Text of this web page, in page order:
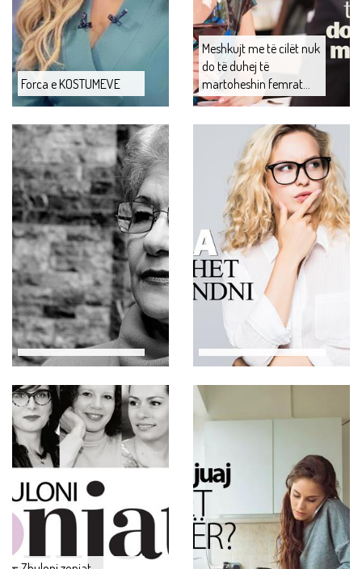
Forca e KOSTUMEVE
Meshkujt me të cilët nuk
do të duhej të
martoheshin femrat...